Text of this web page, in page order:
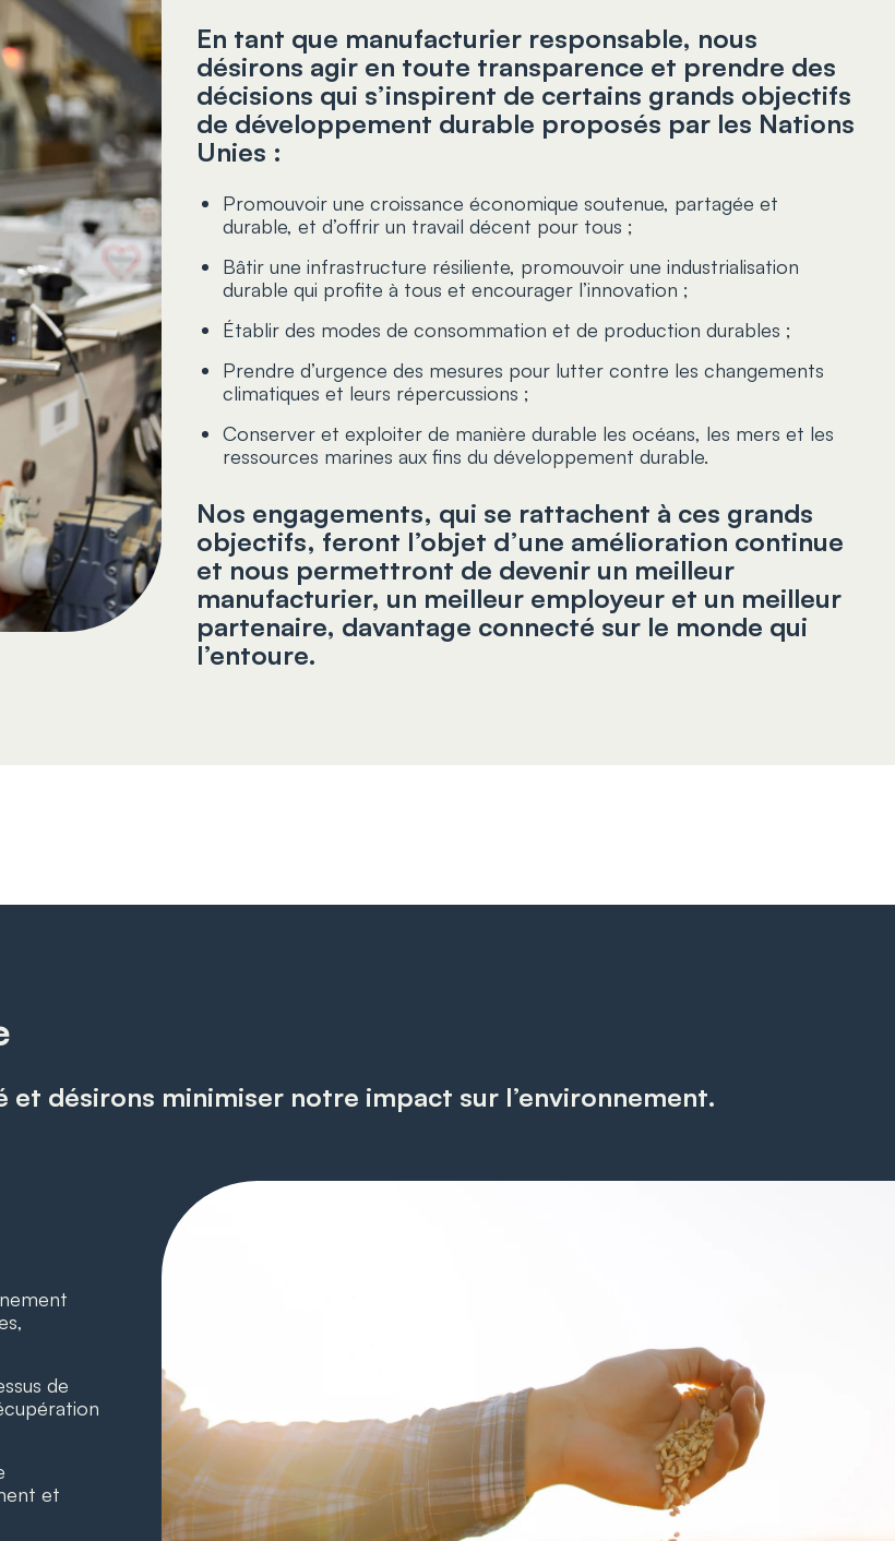
En tant que manufacturier responsable, nous
désirons agir en toute transparence et prendre des
décisions qui s’inspirent de certains grands objectifs
de développement durable proposés par les Nations
Unies :
Promouvoir une croissance économique soutenue, partagée et
durable, et d’offrir un travail décent pour tous ;
Bâtir une infrastructure résiliente, promouvoir une industrialisation
durable qui profite à tous et encourager l’innovation ;
Établir des modes de consommation et de production durables ;
Prendre d’urgence des mesures pour lutter contre les changements
climatiques et leurs répercussions ;
Conserver et exploiter de manière durable les océans, les mers et les
ressources marines aux fins du développement durable.
Nos engagements, qui se rattachent à ces grands
objectifs, feront l’objet d’une amélioration continue
et nous permettront de devenir un meilleur
manufacturier, un meilleur employeur et un meilleur
partenaire, davantage connecté sur le monde qui
l’entoure.
désirons minimiser notre impact sur l’environnement.
de
et